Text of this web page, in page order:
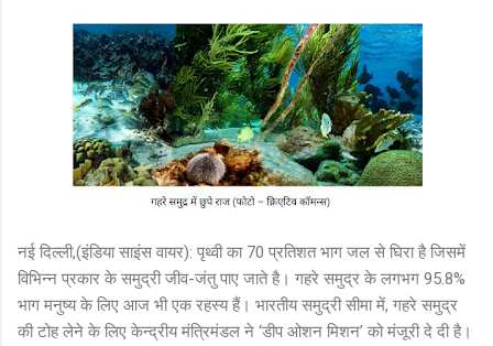
नई दिल्ली,(इंडिया साइंस वायर): पृथ्वी का 70 प्रतिशत भाग जल से घिरा है जिसमें
विभिन्न प्रकार के समुद्री जीव-जंतु पाए जाते है। गहरे समुद्र के लगभग 95.8%
भाग मनुष्य के लिए आज भी एक रहस्य हैं। भारतीय समुद्री सीमा में, गहरे समुद्र
की टोह लेने के लिए केन्द्रीय मंत्रिमंडल ने ‘डीप ओशन मिशन’ को मंजूरी दे दी है।